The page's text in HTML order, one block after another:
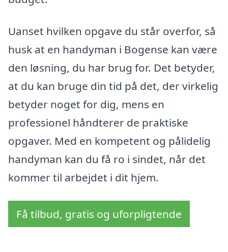
Uanset hvilken opgave du står overfor, så
husk at en handyman i Bogense kan være
den løsning, du har brug for. Det betyder,
at du kan bruge din tid på det, der virkelig
betyder noget for dig, mens en
professionel håndterer de praktiske
opgaver. Med en kompetent og pålidelig
handyman kan du få ro i sindet, når det
kommer til arbejdet i dit hjem.
Få tilbud, gratis og uforpligtende